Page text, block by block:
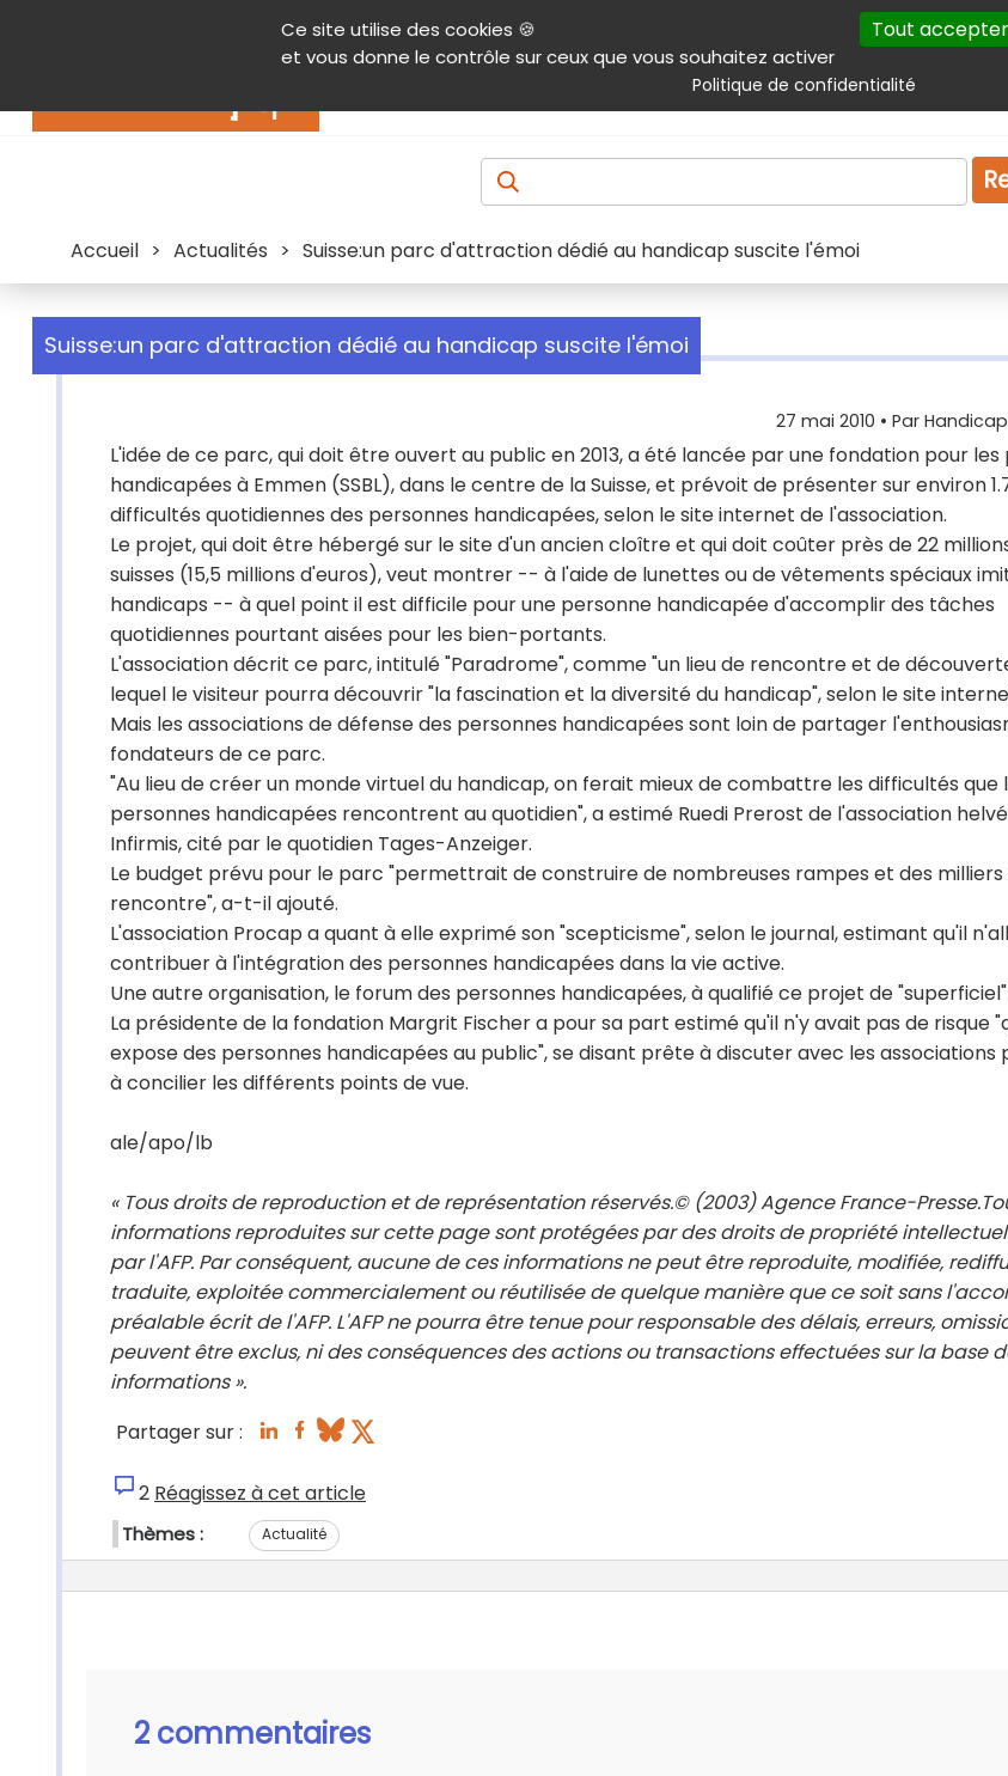
Ce site utilise des cookies 🍪
et vous donne le contrôle sur ceux que vous souhaitez activer
Tout accepter
Politique de confidentialité
Contenu Aide et accessibilité Menu principal Autres services
Produits & services Emploi Droit
Accueil > Actualités > Suisse:un parc d'attraction dédié au handicap suscite l'émoi
Suisse:un parc d'attraction dédié au handicap suscite l'émoi
27 mai 2010 • Par
L'idée de ce parc, qui doit être ouvert au public en 2013, a été lancée par une fondation pour les
handicapées à Emmen (SSBL), dans le centre de la Suisse, et prévoit de présenter sur environ
difficultés quotidiennes des personnes handicapées, selon le site internet de l'association.
Le projet, qui doit être hébergé sur le site d'un ancien cloître et qui doit coûter près de 22
suisses (15,5 millions d'euros), veut montrer -- à l'aide de lunettes ou de vêtements spéciaux
handicaps -- à quel point il est difficile pour une personne handicapée d'accomplir des tâches
quotidiennes pourtant aisées pour les bien-portants.
L'association décrit ce parc, intitulé "Paradrome", comme "un lieu de rencontre et de
lequel le visiteur pourra découvrir "la fascination et la diversité du handicap", selon le site
Mais les associations de défense des personnes handicapées sont loin de partager
fondateurs de ce parc.
"Au lieu de créer un monde virtuel du handicap, on ferait mieux de combattre les difficultés que
personnes handicapées rencontrent au quotidien", a estimé Ruedi Prerost de l'association
Infirmis, cité par le quotidien Tages-Anzeiger.
Le budget prévu pour le parc "permettrait de construire de nombreuses rampes et des milliers
rencontre", a-t-il ajouté.
L'association Procap a quant à elle exprimé son "scepticisme", selon le journal, estimant qu'il
contribuer à l'intégration des personnes handicapées dans la vie active.
Une autre organisation, le forum des personnes handicapées, à qualifié ce projet de
La présidente de la fondation Margrit Fischer a pour sa part estimé qu'il n'y avait pas de risque
expose des personnes handicapées au public", se disant prête à discuter avec les associations
à concilier les différents points de vue.
ale/apo/lb
« Tous droits de reproduction et de représentation réservés.© (2003) Agence France-
informations reproduites sur cette page sont protégées par des droits de propriété
par l'AFP. Par conséquent, aucune de ces informations ne peut être reproduite, modifiée,
traduite, exploitée commercialement ou réutilisée de quelque manière que ce soit sans
préalable écrit de l'AFP. L'AFP ne pourra être tenue pour responsable des délais, erreurs,
peuvent être exclus, ni des conséquences des actions ou transactions effectuées sur la base
informations ».
Partager sur :
2 Réagissez à cet article
Thèmes : Actualité
2 commentaires